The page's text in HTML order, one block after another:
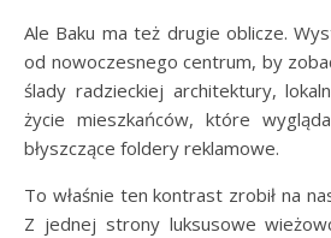
Ale Baku ma też drugie oblicze.
od nowoczesnego centrum, by
ślady radzieckiej architektury,
życie mieszkańców, które
błyszczące foldery reklamowe.
To właśnie ten kontrast zrobił na
Z jednej strony luksusowe